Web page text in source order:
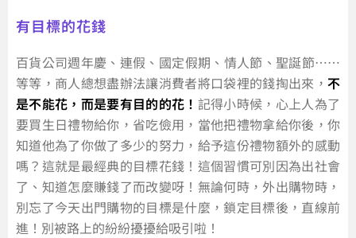
有目標的花錢
百貨公司週年慶、連假、國定假期、情人節、聖誕節……
等等，商人總想盡辦法讓消費者將口袋裡的錢掏出來， 不
是不能花，而是要有目的的花！ 記得小時候，心上人為了
要買生日禮物給你，省吃儉用，當他把禮物拿給你後，你
知道他為了你做了多少的努力，給予這份禮物額外的感動
嗎？這就是最經典的目標花錢！這個習慣可別因為出社會
了、知道怎麼賺錢了而改變呀！無論何時，外出購物時，
別忘了今天出門購物的目標是什麼，鎖定目標後，直線前
進！別被路上的紛紛擾擾給吸引啦！